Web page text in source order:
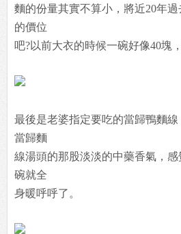
麵的份量其實不算小，將近20年
的價位
吧?以前大衣的時候一碗好像40塊
最後是老婆指定要吃的當歸鴨麵
當歸麵
線湯頭的那股淡淡的中藥香氣，
碗就全
身暖呼呼了。